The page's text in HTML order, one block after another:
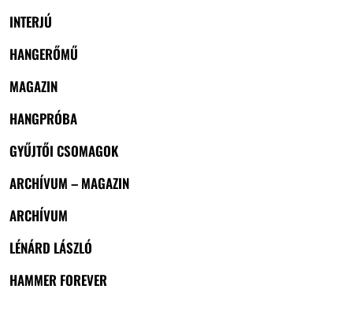
INTERJÚ
HANGERŐMŰ
MAGAZIN
HANGPRÓBA
GYŰJTŐI CSOMAGOK
ARCHÍVUM – MAGAZIN
ARCHÍVUM
LÉNÁRD LÁSZLÓ
HAMMER FOREVER